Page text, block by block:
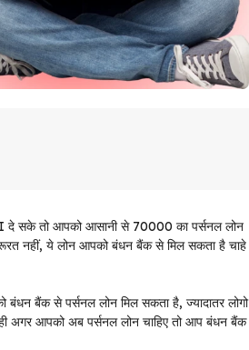
सके तो आपको आसानी से 70000 का पर्सनल लोन
नहीं, ये लोन आपको बंधन बैंक से मिल सकता है चाहे
बंधन बैंक से पर्सनल लोन मिल सकता है, ज्यादातर लोगो
अगर आपको अब पर्सनल लोन चाहिए तो आप बंधन बैंक